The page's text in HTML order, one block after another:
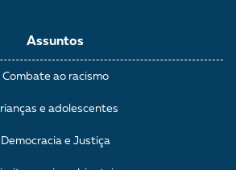
Assuntos
Combate ao racismo
e adolescentes
Democracia e Justiça